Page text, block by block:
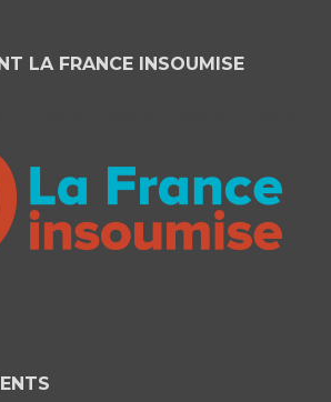
LA FRANCE INSOUMISE